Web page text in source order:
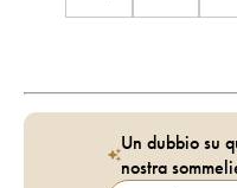
Un dubbio su
nostra